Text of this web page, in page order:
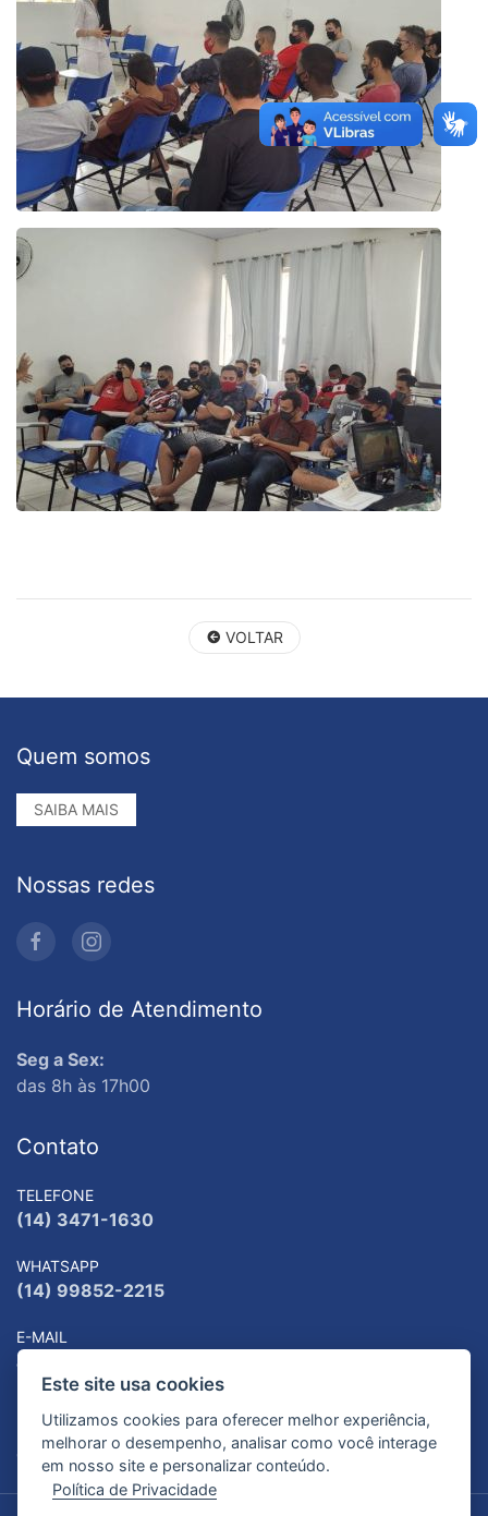
VOLTAR
Quem somos
SAIBA MAIS
Nossas redes
Horário de Atendimento
Seg a Sex:
das 8h às 17h00
Contato
TELEFONE
(14) 3471-1630
WHATSAPP
(14) 99852-2215
E-MAIL
atendimento@patrulhajuvenilgarca.org.br
Rua Baden Powel, 451 - Bairro Williams, Garça, SP,
17402-066, Brasil
Este site usa cookies
Utilizamos cookies para oferecer melhor experiência,
melhorar o desempenho, analisar como você interage
em nosso site e personalizar conteúdo.
Política de Privacidade